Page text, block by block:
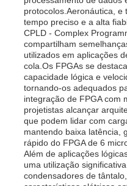
protocolos.Aeronáutica, e
tempo preciso e a alta
CPLD - Complex
compartilham
utilizados em aplicações
cola.Os FPGAs se
capacidade lógica e
tornando-os adequados
integração de FPGA com
projetistas alcançar
que podem lidar com
mantendo baixa latência,
rápido do FPGA de 6
Além de aplicações
uma utilização
condensadores de